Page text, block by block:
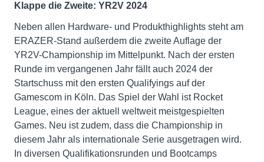
Klappe die Zweite: YR2V 2024
Neben allen Hardware- und Produkthighlights steht am
ERAZER-Stand außerdem die zweite Auflage der
YR2V-Championship im Mittelpunkt. Nach der ersten
Runde im vergangenen Jahr fällt auch 2024 der
Startschuss mit den ersten Qualifyings auf der
Gamescom in Köln. Das Spiel der Wahl ist Rocket
League, eines der aktuell weltweit meistgespielten
Games. Neu ist zudem, dass die Championship in
diesem Jahr als internationale Serie ausgetragen wird.
In diversen Qualifikationsrunden und Bootcamps